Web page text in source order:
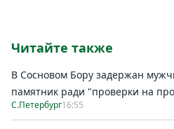
Читайте также
В Сосновом Бору задержан
памятник ради "проверки на
С.Петербург16:55